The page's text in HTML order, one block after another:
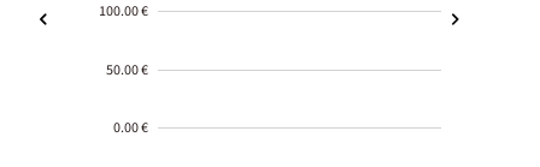
100.00 €
50.00 €
0.00 €